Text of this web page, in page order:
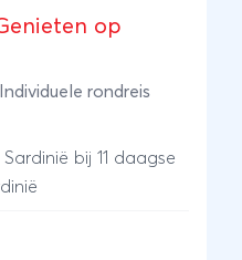
op
Individuele rondreis
bij 11 daagse